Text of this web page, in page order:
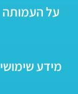
על העמותה
מידע שימושי